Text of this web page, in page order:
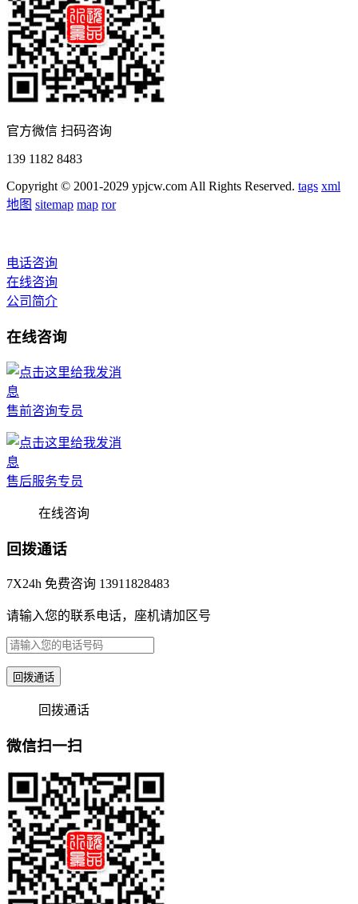
官方微信 扫码咨询
139 1182 8483
Copyright © 2001-2029 ypjcw.com All Rights Reserved. tags xml
地图 sitemap map ror
电话咨询
在线咨询
公司简介
在线咨询
售前咨询专员
售后服务专员
在线咨询
回拨通话
7X24h 免费咨询 13911828483
请输入您的联系电话，座机请加区号
回拨通话
回拨通话
微信扫一扫